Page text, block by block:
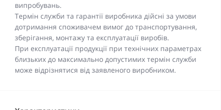
випробувань.
Термін служби та гарантії виробника дійсні за умови
дотримання споживачем вимог до транспортування,
зберігання, монтажу та експлуатації виробів.
При експлуатації продукції при технічних параметрах
близьких до максимально допустимих термін служби
може відрізнятися від заявленого виробником.